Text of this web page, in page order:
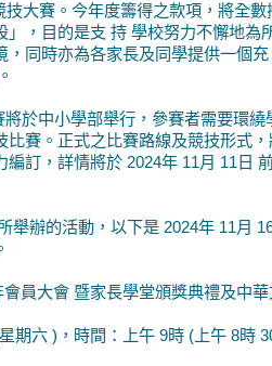
大賽。今年度籌得之款項，將全數
」，目的是支 持 學校努力不懈地為
，同時亦為各家長及同學提供一個充
於中小學部舉行，參賽者需要環繞
比賽。正式之比賽路線及競技形式，
訂，詳情將於 2024年 11月 11日
舉辦的活動，以下是 2024年 11月
員大會 暨家長學堂頒獎典禮及中華
期六 )，時間：上午 9時 (上午 8時